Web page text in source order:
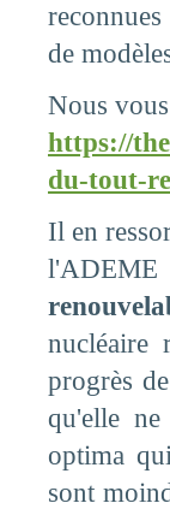
de
Nous
https://
du-tout-
Il en
nucléaire
progrès
qu'elle
optima
sont